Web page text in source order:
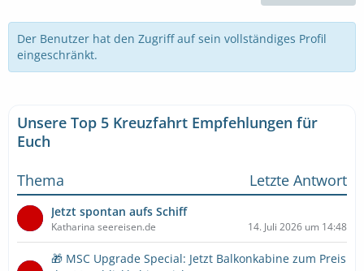
Der Benutzer hat den Zugriff auf sein vollständiges Profil
eingeschränkt.
Unsere Top 5 Kreuzfahrt Empfehlungen für
Euch
Thema
Letzte Antwort
Jetzt spontan aufs Schiff
Katharina seereisen.de 14. Juli 2026 um 14:48
🎁 MSC Upgrade Special: Jetzt Balkonkabine zum Preis